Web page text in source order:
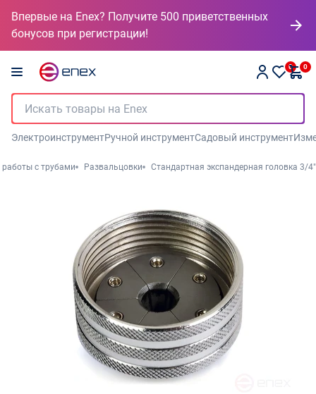
Впервые на Enex? Получите 500 приветственных
бонусов при регистрации!
0 0
ЭлектроинструментРучной инструментСадовый инструмент
с трубами Развальцовки Стандартная экспандерная головка 3/4"